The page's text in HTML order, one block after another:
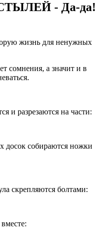
- Да-да!
жизнь для ненужных
сомнения, а значит и в
и разрезаются на части:
досок собираются ножки
скрепляются болтами: